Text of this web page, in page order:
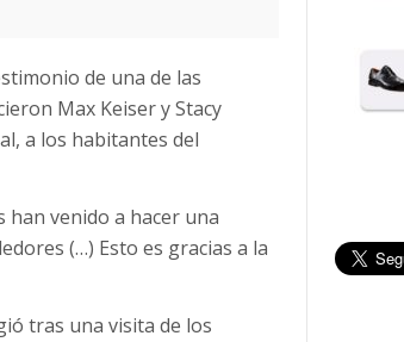
de una de las
Max Keiser y Stacy
a los habitantes del
han venido a hacer una
(…) Esto es gracias a la
tras una visita de los